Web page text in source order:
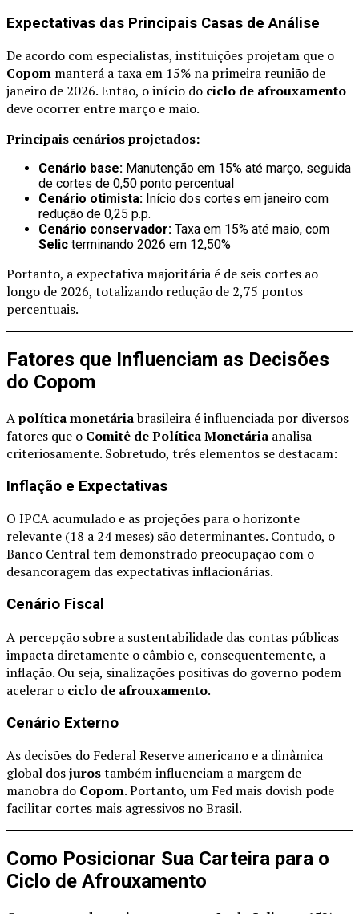
Expectativas das Principais Casas de Análise
De acordo com especialistas, instituições projetam que o
Copom manterá a taxa em 15% na primeira reunião de
janeiro de 2026. Então, o início do ciclo de afrouxamento
deve ocorrer entre março e maio.
Principais cenários projetados:
Cenário base: Manutenção em 15% até março, seguida
de cortes de 0,50 ponto percentual
Cenário otimista: Início dos cortes em janeiro com
redução de 0,25 p.p.
Cenário conservador: Taxa em 15% até maio, com
Selic terminando 2026 em 12,50%
Portanto, a expectativa majoritária é de seis cortes ao
longo de 2026, totalizando redução de 2,75 pontos
percentuais.
Fatores que Influenciam as Decisões
do Copom
Apolítica monetáriabrasileira é influenciada por diversos
fatores que o Comitê de Política Monetária analisa
criteriosamente. Sobretudo, três elementos se destacam:
Inflação e Expectativas
O IPCA acumulado e as projeções para o horizonte
relevante (18 a 24 meses) são determinantes. Contudo, o
Banco Central tem demonstrado preocupação com o
desancoragem das expectativas inflacionárias.
Cenário Fiscal
A percepção sobre a sustentabilidade das contas públicas
impacta diretamente o câmbio e, consequentemente, a
inflação. Ou seja, sinalizações positivas do governo podem
acelerar o ciclo de afrouxamento.
Cenário Externo
As decisões do Federal Reserve americano e a dinâmica
global dosjurostambém influenciam a margem de
manobra do Copom. Portanto, um Fed mais dovish pode
facilitar cortes mais agressivos no Brasil.
Como Posicionar Sua Carteira para o
Ciclo de Afrouxamento